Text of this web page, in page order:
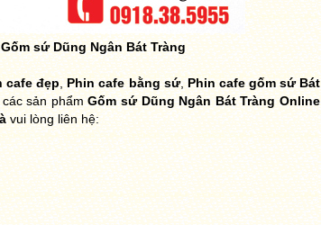
sứ Dũng Ngân Bát Tràng
cafe đẹp ,Phin cafe bằng sứ,Phin cafe gốm sứ Bát
các sản phẩmGốm sứ Dũng Ngân Bát Tràng Online
vui lòng liên hệ: